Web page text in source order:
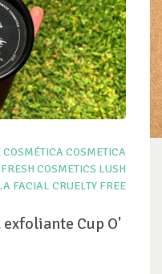
COSMÉTICA COSMETICA
FRESH COSMETICS LUSH
FACIAL CRUELTY FREE
Cup O'